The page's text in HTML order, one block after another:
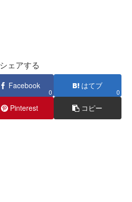
シェアする
Facebook
0
はてブ
0
Pinterest コピー